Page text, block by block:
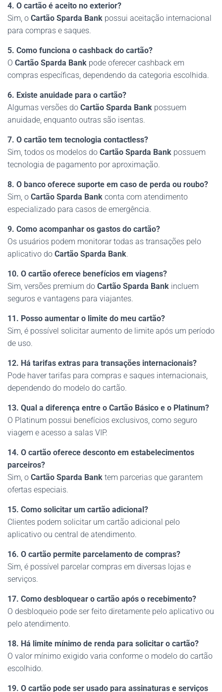
4. O cartão é aceito no exterior?
Sim, o Cartão Sparda Bank possui aceitação internacional
para compras e saques.
5. Como funciona o cashback do cartão?
O Cartão Sparda Bank pode oferecer cashback em
compras específicas, dependendo da categoria escolhida.
6. Existe anuidade para o cartão?
Algumas versões do Cartão Sparda Bank possuem
anuidade, enquanto outras são isentas.
7. O cartão tem tecnologia contactless?
Sim, todos os modelos do Cartão Sparda Bank possuem
tecnologia de pagamento por aproximação.
8. O banco oferece suporte em caso de perda ou roubo?
Sim, o Cartão Sparda Bank conta com atendimento
especializado para casos de emergência.
9. Como acompanhar os gastos do cartão?
Os usuários podem monitorar todas as transações pelo
aplicativo do Cartão Sparda Bank.
10. O cartão oferece benefícios em viagens?
Sim, versões premium do Cartão Sparda Bank incluem
seguros e vantagens para viajantes.
11. Posso aumentar o limite do meu cartão?
Sim, é possível solicitar aumento de limite após um período
de uso.
12. Há tarifas extras para transações internacionais?
Pode haver tarifas para compras e saques internacionais,
dependendo do modelo do cartão.
13. Qual a diferença entre o Cartão Básico e o Platinum?
O Platinum possui benefícios exclusivos, como seguro
viagem e acesso a salas VIP.
14. O cartão oferece desconto em estabelecimentos
parceiros?
Sim, o Cartão Sparda Bank tem parcerias que garantem
ofertas especiais.
15. Como solicitar um cartão adicional?
Clientes podem solicitar um cartão adicional pelo
aplicativo ou central de atendimento.
16. O cartão permite parcelamento de compras?
Sim, é possível parcelar compras em diversas lojas e
serviços.
17. Como desbloquear o cartão após o recebimento?
O desbloqueio pode ser feito diretamente pelo aplicativo ou
pelo atendimento.
18. Há limite mínimo de renda para solicitar o cartão?
O valor mínimo exigido varia conforme o modelo do cartão
escolhido.
19. O cartão pode ser usado para assinaturas e serviços